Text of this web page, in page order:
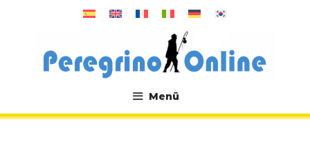
Menü
.